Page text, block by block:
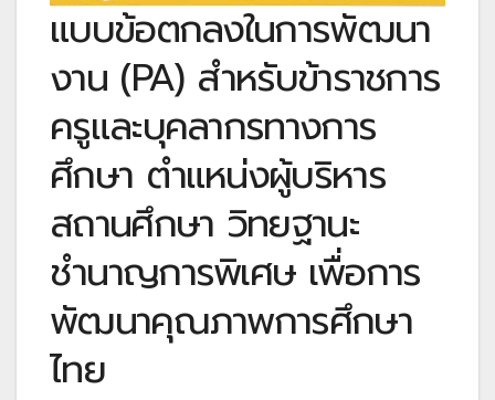
แบบข้อตกลงในการพัฒนา
งาน (PA) สำหรับข้าราชการ
ครูและบุคลากรทางการ
ศึกษา ตำแหน่งผู้บริหาร
สถานศึกษา วิทยฐานะ
ชำนาญการพิเศษ เพื่อการ
พัฒนาคุณภาพการศึกษา
ไทย